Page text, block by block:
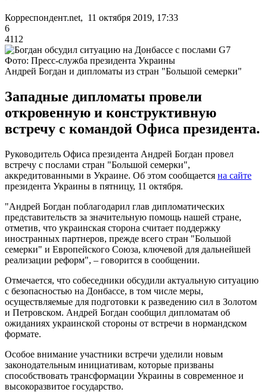
Корреспондент.net, 11 октября 2019, 17:33
6
4112
Фото: Пресс-служба президента Украины
Андрей Богдан и дипломаты из стран "Большой семерки"
Западные дипломаты провели
откровенную и конструктивную
встречу с командой Офиса президента.
Руководитель Офиса президента Андрей Богдан провел
встречу с послами стран "Большой семерки",
аккредитованными в Украине. Об этом сообщается на сайте
президента Украины в пятницу, 11 октября.
"Андрей Богдан поблагодарил глав дипломатических
представительств за значительную помощь нашей стране,
отметив, что украинская сторона считает поддержку
иностранных партнеров, прежде всего стран "Большой
семерки" и Европейского Союза, ключевой для дальнейшей
реализации реформ", – говорится в сообщении.
Отмечается, что собеседники обсудили актуальную ситуацию
с безопасностью на Донбассе, в том числе меры,
осуществляемые для подготовки к разведению сил в Золотом
и Петровском. Андрей Богдан сообщил дипломатам об
ожиданиях украинской стороны от встречи в нормандском
формате.
Особое внимание участники встречи уделили новым
законодательным инициативам, которые призваны
способствовать трансформации Украины в современное и
высокоразвитое государство.